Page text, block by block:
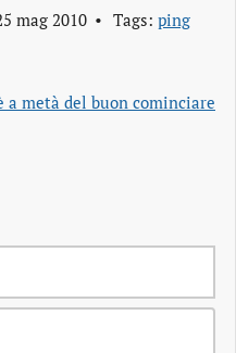
mag 2010 Tags: ping
a metà del buon cominciare